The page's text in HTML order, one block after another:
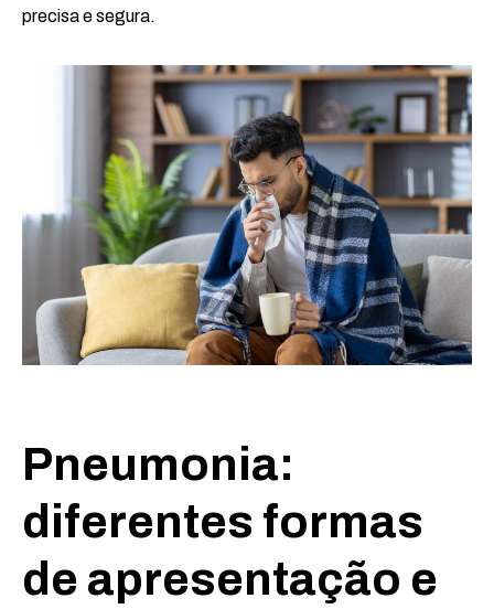
precisa e segura.
Pneumonia:
diferentes formas
de apresentação e